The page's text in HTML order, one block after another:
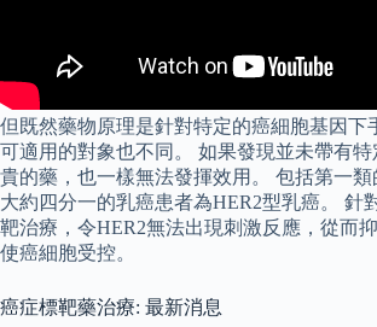
但既然藥物原理是針對特定的癌細胞基因下
可適用的對象也不同。 如果發現並未帶有
貴的藥，也一樣無法發揮效用。 包括第一類
大約四分一的乳癌患者為HER2型乳癌。 針
靶治療，令HER2無法出現刺激反應，從而
使癌細胞受控。
癌症標靶藥治療: 最新消息